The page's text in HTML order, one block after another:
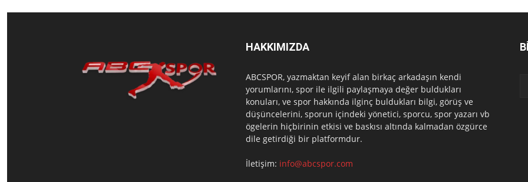
HAKKIMIZDA
ABCSPOR, yazmaktan keyif alan birkaç arkadaşın kendi
yorumlarını, spor ile ilgili paylaşmaya değer buldukları
konuları, ve spor hakkında ilginç buldukları bilgi, görüş ve
düşüncelerini, sporun içindeki yönetici, sporcu, spor yazarı vb
ögelerin hiçbirinin etkisi ve baskısı altında kalmadan özgürce
dile getirdiği bir platformdur.
İletişim: info@abcspor.com